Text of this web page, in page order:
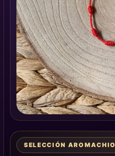
SELECCIÓN AROMACHIO